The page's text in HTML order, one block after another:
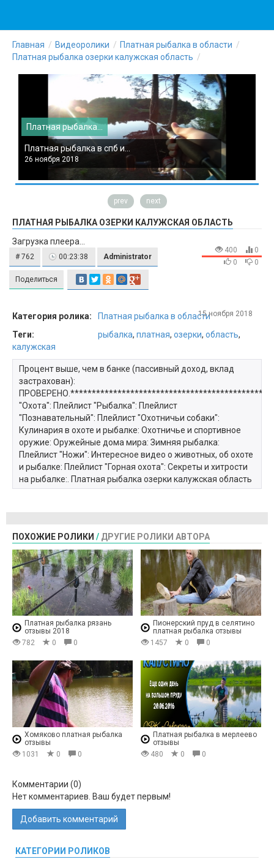
Главная Видеоролики
Платная рыбалка в области
Платная рыбалка озерки калужская область
Платная рыбалка...
Платная рыбалка в спб и...
26 ноября 2018
prev next
ПЛАТНАЯ РЫБАЛКА ОЗЕРКИ КАЛУЖСКАЯ ОБЛАСТЬ
Загрузка плеера...
# 762 00:23:38 Administrator
Поделиться
400
0
0
0
Категория ролика:
Платная рыбалка в области
Теги:
рыбалка, платная, озерки, область,
калужская
Процент выше, чем в банке (пассивный доход, вклад
застрахован):
"Охота": Плейлист "Рыбалка": Плейлист
"Познавательный": Плейлист "Охотничьи собаки":
Кулинария в охоте и рыбалке: Охотничье и спортивное
оружие: Оружейные дома мира: Зимняя рыбалка:
Плейлист "Ножи": Интересное видео о животных, об охоте
и рыбалке: Плейлист "Горная охота": Секреты и хитрости
на рыбалке:. Платная рыбалка озерки калужская область
15 ноября 2018
ПОХОЖИЕ РОЛИКИ / ДРУГИЕ РОЛИКИ АВТОРА
Платная рыбалка рязань
отзывы 2018
782
0 0
Пионерский пруд в селятино
платная рыбалка отзывы
1457
0 0
Хомяково платная рыбалка
отзывы
1031
0 0
Платная рыбалка в мерлеево
отзывы
480
0 0
Комментарии (0)
Нет комментариев. Ваш будет первым!
Добавить комментарий
КАТЕГОРИИ РОЛИКОВ